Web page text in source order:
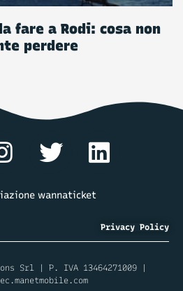
fare a Rodi: cosa non
perdere
wannaticket
Privacy Policy
Srl | P. IVA 13464271009 |